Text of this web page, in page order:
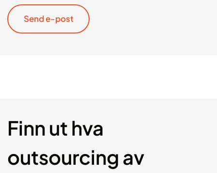
Send e-post
Finn ut hva
outsourcing av